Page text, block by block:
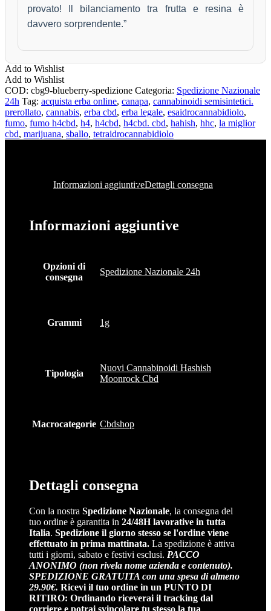
provato! Il bilanciamento tra frutta e resina è
davvero sorprendente.”
Add to Wishlist
Add to Wishlist
COD: cbg9-blueberry-spedizione Categoria: Spedizione Nazionale
24h Tag: acquista erba online, canapa, cannabinoidi semisintetici.
prerollato, cannabis, erba cbd, erba legale, esaidrocannabidiolo,
fumo, fumo h4cbd, h4, h4cbd, h4cbd. cbd, hahish, hhc, la miglior
cbd, marijuana, sballo, tetraidrocannabidiolo
Informazioni aggiuntiveDettagli consegna
Informazioni aggiuntive
Opzioni di
consegna
Spedizione Nazionale 24h
Grammi 1g
Tipologia
Nuovi Cannabinoidi Hashish
Moonrock Cbd
Macrocategorie Cbdshop
Dettagli consegna
Con la nostra Spedizione Nazionale, la consegna del
tuo ordine è garantita in 24/48H lavorative in tutta
Italia. Spedizione il giorno stesso se l'ordine viene
effettuato in prima mattinata. La spedizione è attiva
tutti i giorni, sabato e festivi esclusi. PACCO
ANONIMO (non rivela nome azienda e contenuto).
SPEDIZIONE GRATUITA con una spesa di almeno
29.90€. Ricevi il tuo ordine in un PUNTO DI
RITIRO: Ordinando riceverai il tracking dal
corriere e potrai svincolare tu stesso la tua